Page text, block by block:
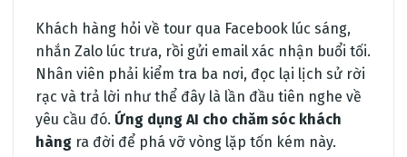
Khách hàng hỏi về tour qua Facebook lúc sáng,
nhắn Zalo lúc trưa, rồi gửi email xác nhận buổi tối.
Nhân viên phải kiểm tra ba nơi, đọc lại lịch sử rời
rạc và trả lời như thể đây là lần đầu tiên nghe về
yêu cầu đó. Ứng dụng AI cho chăm sóc khách
hàng ra đời để phá vỡ vòng lặp tốn kém này.